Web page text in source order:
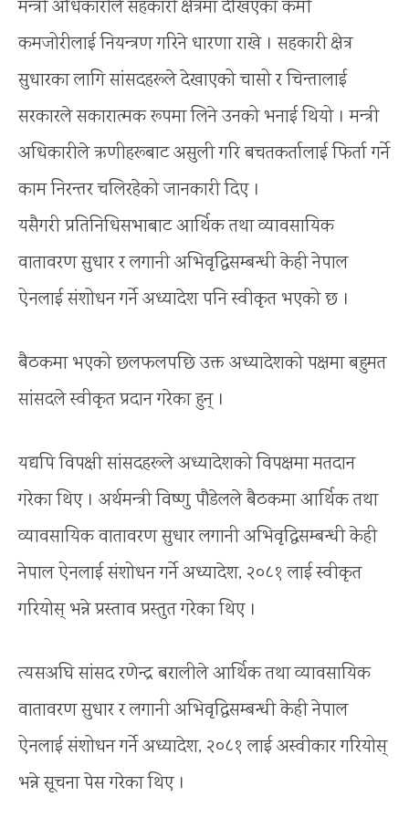
मन्त्री अधिकारीले सहकारी क्षेत्रमा देखिएका कमी
कमजोरीलाई नियन्त्रण गरिने धारणा राखे । सहकारी क्षेत्र
सुधारका लागि सांसदहरूले देखाएको चासो र चिन्तालाई
सरकारले सकारात्मक रूपमा लिने उनको भनाई थियो । मन्त्री
अधिकारीले ऋणीहरूबाट असुली गरि बचतकर्तालाई फिर्ता गर्ने
काम निरन्तर चलिरहेको जानकारी दिए ।
यसैगरी प्रतिनिधिसभाबाट आर्थिक तथा व्यावसायिक
वातावरण सुधार र लगानी अभिवृद्धिसम्बन्धी केही नेपाल
ऐनलाई संशोधन गर्ने अध्यादेश पनि स्वीकृत भएको छ ।
बैठकमा भएको छलफलपछि उक्त अध्यादेशको पक्षमा बहुमत
सांसदले स्वीकृत प्रदान गरेका हुन् ।
यद्यपि विपक्षी सांसदहरूले अध्यादेशको विपक्षमा मतदान
गरेका थिए । अर्थमन्त्री विष्णु पौडेलले बैठकमा आर्थिक तथा
व्यावसायिक वातावरण सुधार लगानी अभिवृद्धिसम्बन्धी केही
नेपाल ऐनलाई संशोधन गर्ने अध्यादेश, २०८१ लाई स्वीकृत
गरियोस् भन्ने प्रस्ताव प्रस्तुत गरेका थिए ।
त्यसअघि सांसद रणेन्द्र बरालीले आर्थिक तथा व्यावसायिक
वातावरण सुधार र लगानी अभिवृद्धिसम्बन्धी केही नेपाल
ऐनलाई संशोधन गर्ने अध्यादेश, २०८१ लाई अस्वीकार गरियोस्
भन्ने सूचना पेस गरेका थिए ।